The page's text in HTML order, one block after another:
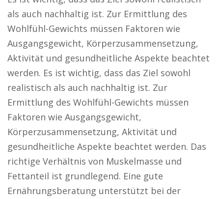
als auch nachhaltig ist. Zur Ermittlung des
Wohlfühl-Gewichts müssen Faktoren wie
Ausgangsgewicht, Körperzusammensetzung,
Aktivität und gesundheitliche Aspekte beachtet
werden. Es ist wichtig, dass das Ziel sowohl
realistisch als auch nachhaltig ist. Zur
Ermittlung des Wohlfühl-Gewichts müssen
Faktoren wie Ausgangsgewicht,
Körperzusammensetzung, Aktivität und
gesundheitliche Aspekte beachtet werden. Das
richtige Verhältnis von Muskelmasse und
Fettanteil ist grundlegend. Eine gute
Ernährungsberatung unterstützt bei der